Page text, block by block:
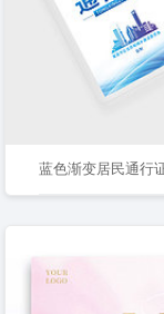
蓝色渐变居民通行